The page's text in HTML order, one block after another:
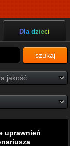
Dla dzieci
szukaj
uprawnień